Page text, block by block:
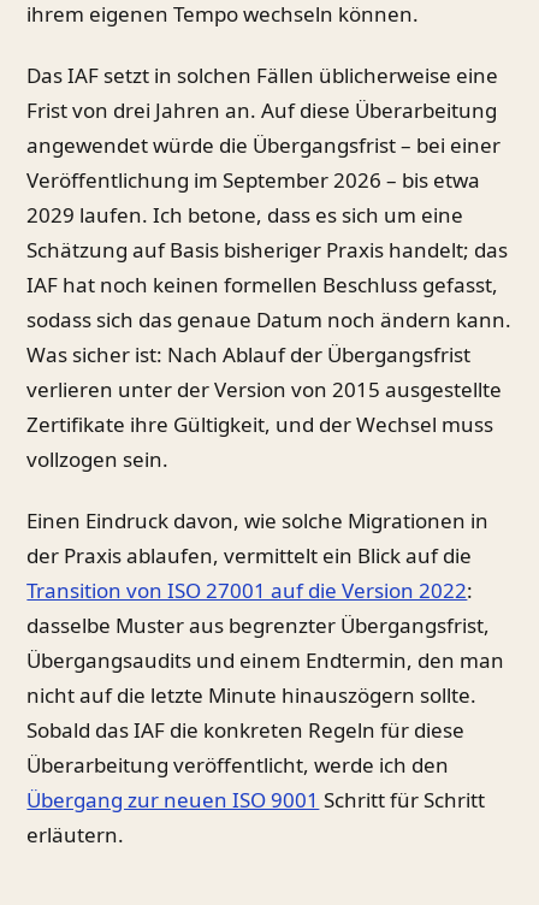
ihrem eigenen Tempo wechseln können.
Das IAF setzt in solchen Fällen üblicherweise eine
Frist von drei Jahren an. Auf diese Überarbeitung
angewendet würde die Übergangsfrist – bei einer
Veröffentlichung im September 2026 – bis etwa
2029 laufen. Ich betone, dass es sich um eine
Schätzung auf Basis bisheriger Praxis handelt; das
IAF hat noch keinen formellen Beschluss gefasst,
sodass sich das genaue Datum noch ändern kann.
Was sicher ist: Nach Ablauf der Übergangsfrist
verlieren unter der Version von 2015 ausgestellte
Zertifikate ihre Gültigkeit, und der Wechsel muss
vollzogen sein.
Einen Eindruck davon, wie solche Migrationen in
der Praxis ablaufen, vermittelt ein Blick auf die
Transition von ISO 27001 auf die Version 2022:
dasselbe Muster aus begrenzter Übergangsfrist,
Übergangsaudits und einem Endtermin, den man
nicht auf die letzte Minute hinauszögern sollte.
Sobald das IAF die konkreten Regeln für diese
Überarbeitung veröffentlicht, werde ich den
Übergang zur neuen ISO 9001 Schritt für Schritt
erläutern.